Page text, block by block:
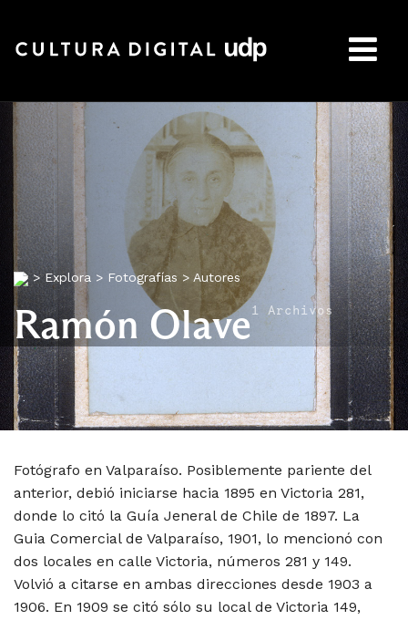
>Explora > Fotografías > Autores
Ramón Olave1 Archivos
Fotógrafo en Valparaíso. Posiblemente pariente del
anterior, debió iniciarse hacia 1895 en Victoria 281,
donde lo citó la Guía Jeneral de Chile de 1897. La
Guia Comercial de Valparaíso, 1901, lo mencionó con
dos locales en calle Victoria, números 281 y 149.
Volvió a citarse en ambas direcciones desde 1903 a
1906. En 1909 se citó sólo su local de Victoria 149,